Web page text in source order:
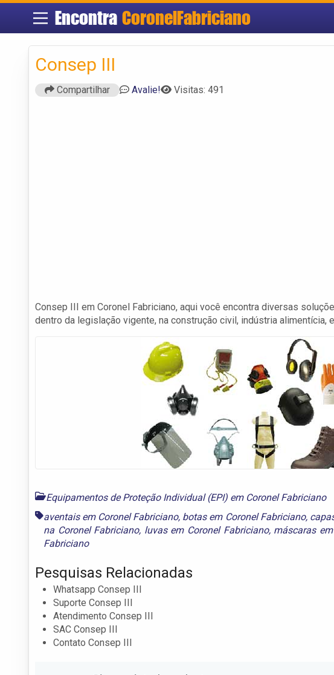
Encontra CoronelFabriciano
Consep III
Compartilhar Avalie! Visitas: 491
Consep III em Coronel Fabriciano, aqui você encontra diversas
dentro da legislação vigente, na construção civil, indústria alimentícia,
Equipamentos de Proteção Individual (EPI) em Coronel Fabriciano
aventais em Coronel Fabriciano, botas em Coronel Fabriciano,
na Coronel Fabriciano, luvas em Coronel Fabriciano, máscaras
Fabriciano
Pesquisas Relacionadas
Whatsapp Consep III
Suporte Consep III
Atendimento Consep III
SAC Consep III
Contato Consep III